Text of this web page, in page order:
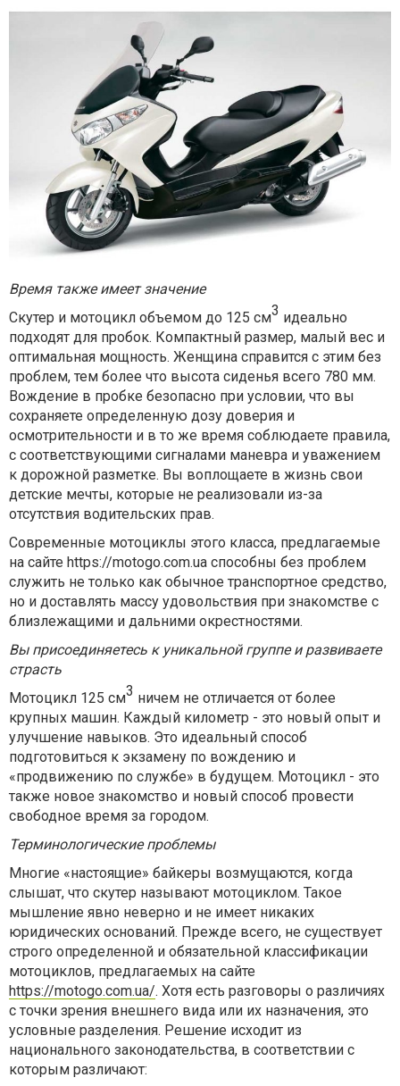
Время также имеет значение
Скутер и мотоцикл объемом до 125 см3 идеально
подходят для пробок. Компактный размер, малый вес и
оптимальная мощность. Женщина справится с этим без
проблем, тем более что высота сиденья всего 780 мм.
Вождение в пробке безопасно при условии, что вы
сохраняете определенную дозу доверия и
осмотрительности и в то же время соблюдаете правила,
с соответствующими сигналами маневра и уважением
к дорожной разметке. Вы воплощаете в жизнь свои
детские мечты, которые не реализовали из-за
отсутствия водительских прав.
Современные мотоциклы этого класса, предлагаемые
на сайте https://motogo.com.ua способны без проблем
служить не только как обычное транспортное средство,
но и доставлять массу удовольствия при знакомстве с
близлежащими и дальними окрестностями.
Вы присоединяетесь к уникальной группе и развиваете
страсть
Мотоцикл 125 см3 ничем не отличается от более
крупных машин. Каждый километр - это новый опыт и
улучшение навыков. Это идеальный способ
подготовиться к экзамену по вождению и
«продвижению по службе» в будущем. Мотоцикл - это
также новое знакомство и новый способ провести
свободное время за городом.
Терминологические проблемы
Многие «настоящие» байкеры возмущаются, когда
слышат, что скутер называют мотоциклом. Такое
мышление явно неверно и не имеет никаких
юридических оснований. Прежде всего, не существует
строго определенной и обязательной классификации
мотоциклов, предлагаемых на сайте
https://motogo.com.ua/. Хотя есть разговоры о различиях
с точки зрения внешнего вида или их назначения, это
условные разделения. Решение исходит из
национального законодательства, в соответствии с
которым различают: